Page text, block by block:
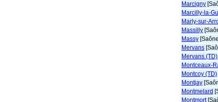
Marcigny
Marcilly-la-
Marly-sur-
Massilly
Massy
Mervans
Mervans (TD)
Montceaux-
Montcoy (TD)
Montjay
Montmelard
Montmort